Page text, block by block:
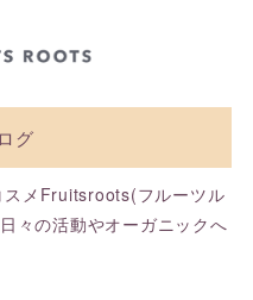
グ
スメFruitsroots(フルーツル
々の活動やオーガニックへ